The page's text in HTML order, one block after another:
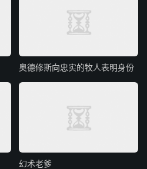
奥德修斯向忠实的牧人表明身份
幻术老爹